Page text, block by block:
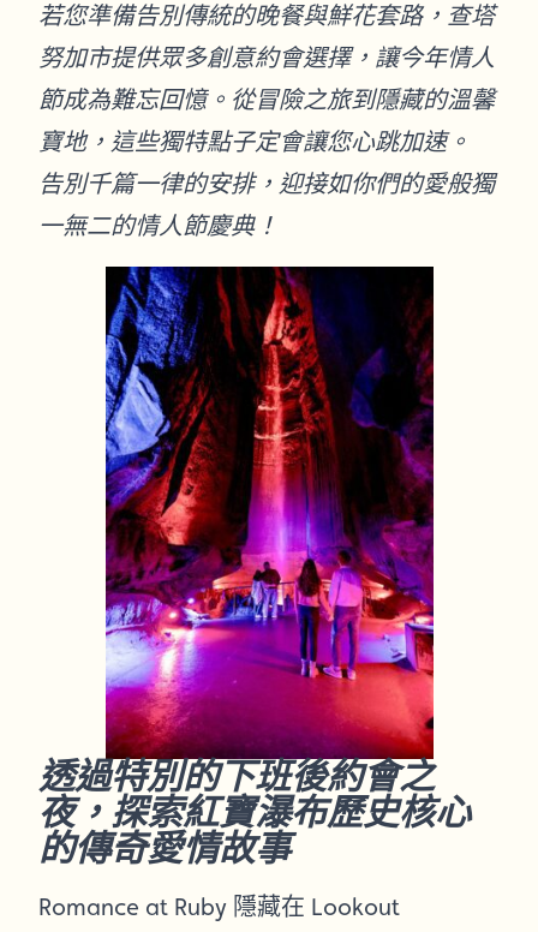
若您準備告別傳統的晚餐與鮮花套路，查塔
努加市提供眾多創意約會選擇，讓今年情人
節成為難忘回憶。從冒險之旅到隱藏的溫馨
寶地，這些獨特點子定會讓您心跳加速。
告別千篇一律的安排，迎接如你們的愛般獨
一無二的情人節慶典！
透過特別的下班後約會之
夜，探索紅寶瀑布歷史核心
的傳奇愛情故事
Romance at Ruby 隱藏在 Lookout